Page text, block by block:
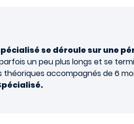
se déroule sur une
un peu plus longs et se
accompagnés de 6